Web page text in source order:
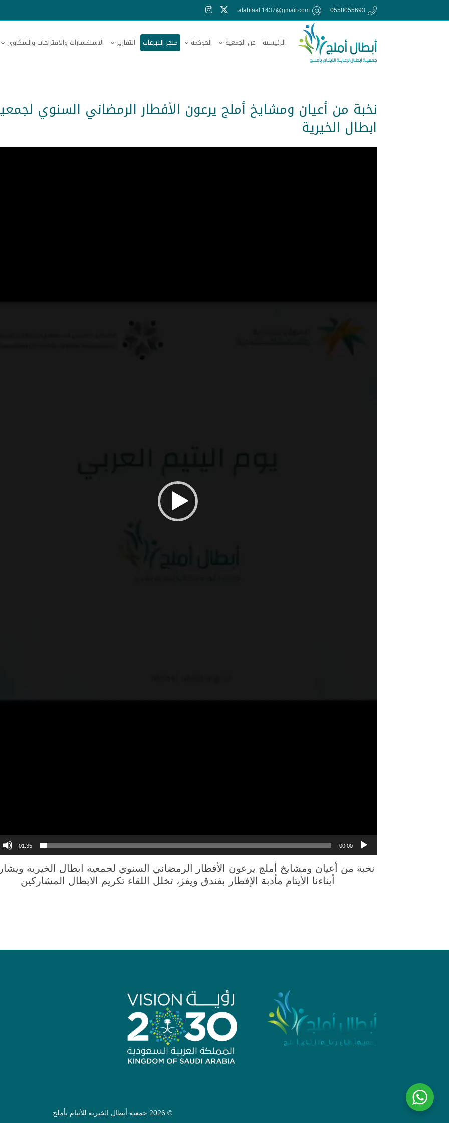
0558055693
alabtaal.1437@gmail.com
الرئيسية عن الجمعية الحوكمة متجر التبرعات التقارير الاستفسارات والاقتراحات والشكاوى
نخبة من أعيان ومشايخ أملج يرعون الأفطار الرمضاني السنوي
ابطال الخيرية
00:00
01:35
نخبة من أعيان ومشايخ أملج يرعون الأفطار الرمضاني السنوي لجمعية ابطال الخيرية
أبناءنا الأيتام مأدبة الإفطار بفندق ويفز، تخلل اللقاء تكريم الابطال المشاركين
© 2026 جمعية أبطال الخيرية للأيتام بأملج